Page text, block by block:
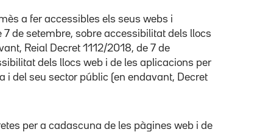
a fer accessibles els seus webs i
de setembre, sobre accessibilitat dels llocs
Reial Decret 1112/2018, de 7 de
dels llocs web i de les aplicacions per
del seu sector públic (en endavant, Decret
per a cadascuna de les pàgines web i de